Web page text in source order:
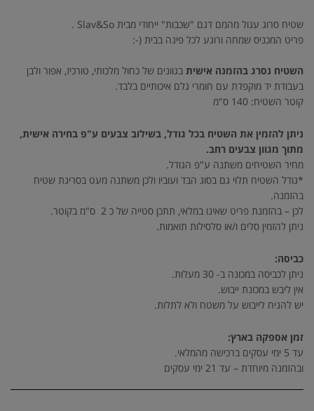
שטיח סרוג עגול מהמם דגם "שכבות" ייחודי מבית Slav&So .
פריט המכניס שמחה ורוגע לכל פינה בבית (-:
השטיח נסרג בהזמנה אישית בגוונים של כחול מלכותי, טורכיז, אפור ולבן
בעבודת יד מוקפדת עם חומרי גלם איכותיים בלבד.
קוטר השטיח: 140 ס"מ
ניתן להזמין את השטיח בכל גודל, בשילוב צבעים ע"פ בחירה אישית,
מתוך מגוון צבעים רחב.
מחיר השטיחים משתנה ע"פ הגודל.
*גודל השטיח תלוי גם בסוג הבד ועוביו ולכן משתנה מעט בסריגת שטיח
בהזמנה.
לכן – בהזמנת פריט שאינו במלאי, תתכן סטייה של כ 2 ס"מ בקוטר.
ניתן להזמין סלים ו/או סלסילות תואמות.
כביסה:
ניתן לכביסה במכונה ב- 30 מעלות.
אין ליבש במכונת ייבוש.
יש להניח לייבוש על משטח ולא לתלות.
זמן אספקה בארץ:
עד 5 ימי עסקים ברכישה מהמלאי.
ובהזמנה מיוחדת – עד 21 ימי עסקים